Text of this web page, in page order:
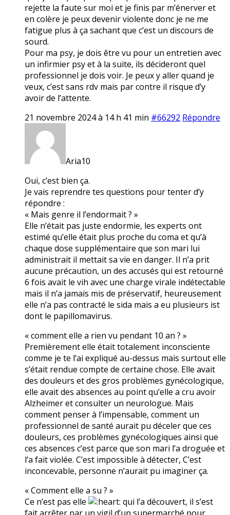
rejette la faute sur moi et je finis par m’énerver et
en colère je peux devenir violente donc je ne me
fatigue plus à ça sachant que c’est un discours de
sourd.
Pour ma psy, je dois être vu pour un entretien avec
un infirmier psy et à la suite, ils décideront quel
professionnel je dois voir. Je peux y aller quand je
veux, c’est sans rdv mais par contre il risque d’y
avoir de l’attente.
21 novembre 2024 à 14 h 41 min #66292 Répondre
Aria10
Oui, c’est bien ça.
Je vais reprendre tes questions pour tenter d’y
répondre :
« Mais genre il l’endormait ? »
Elle n’était pas juste endormie, les experts ont
estimé qu’elle était plus proche du coma et qu’à
chaque dose supplémentaire que son mari lui
administrait il mettait sa vie en danger. Il n’a prit
aucune précaution, un des accusés qui est retourné
6 fois avait le vih avec une charge virale indétectable
mais il n’a jamais mis de préservatif, heureusement
elle n’a pas contracté le sida mais a eu plusieurs ist
dont le papillomavirus.
« comment elle a rien vu pendant 10 an ? »
Premièrement elle était totalement inconsciente
comme je te l’ai expliqué au-dessus mais surtout elle
s’était rendue compte de certaine chose. Elle avait
des douleurs et des gros problèmes gynécologique,
elle avait des absences au point qu’elle a cru avoir
Alzheimer et consulter un neurologue. Mais
comment penser à l’impensable, comment un
professionnel de santé aurait pu déceler que ces
douleurs, ces problèmes gynécologiques ainsi que
ces absences c’est parce que son mari l’a droguée et
l’a fait violée. C’est impossible à détecter, C’est
inconcevable, personne n’aurait pu imaginer ça.
« Comment elle a su ? »
Ce n’est pas elle
qui l’a découvert, il s’est